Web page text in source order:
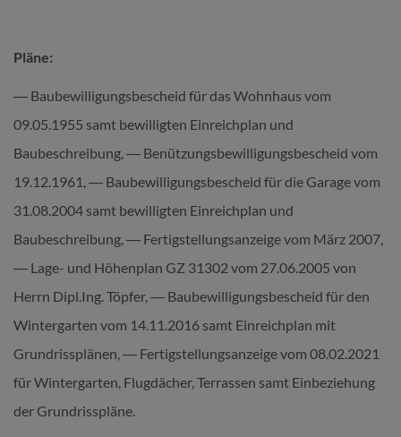
Pläne:
― Baubewilligungsbescheid für das Wohnhaus vom
09.05.1955 samt bewilligten Einreichplan und
Baubeschreibung, ― Benützungsbewilligungsbescheid vom
19.12.1961, ― Baubewilligungsbescheid für die Garage vom
31.08.2004 samt bewilligten Einreichplan und
Baubeschreibung, ― Fertigstellungsanzeige vom März 2007,
― Lage- und Höhenplan GZ 31302 vom 27.06.2005 von
Herrn Dipl.Ing. Töpfer, ― Baubewilligungsbescheid für den
Wintergarten vom 14.11.2016 samt Einreichplan mit
Grundrissplänen, ― Fertigstellungsanzeige vom 08.02.2021
für Wintergarten, Flugdächer, Terrassen samt Einbeziehung
der Grundrisspläne.